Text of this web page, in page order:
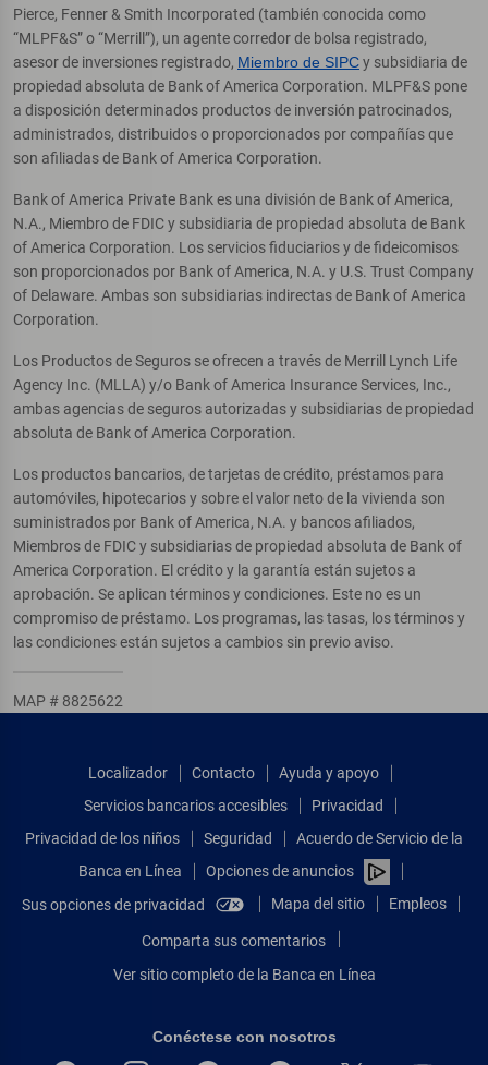
Pierce, Fenner & Smith Incorporated (también conocida como
“MLPF&S” o “Merrill”), un agente corredor de bolsa registrado,
asesor de inversiones registrado, Miembro de SIPCy subsidiaria de
propiedad absoluta de Bank of America Corporation. MLPF&S pone
a disposición determinados productos de inversión patrocinados,
administrados, distribuidos o proporcionados por compañías que
son afiliadas de Bank of America Corporation.
Bank of America Private Bank es una división de Bank of America,
N.A., Miembro de FDIC y subsidiaria de propiedad absoluta de Bank
of America Corporation. Los servicios fiduciarios y de fideicomisos
son proporcionados por Bank of America, N.A. y U.S. Trust Company
of Delaware. Ambas son subsidiarias indirectas de Bank of America
Corporation.
Los Productos de Seguros se ofrecen a través de Merrill Lynch Life
Agency Inc. (MLLA) y/o Bank of America Insurance Services, Inc.,
ambas agencias de seguros autorizadas y subsidiarias de propiedad
absoluta de Bank of America Corporation.
Los productos bancarios, de tarjetas de crédito, préstamos para
automóviles, hipotecarios y sobre el valor neto de la vivienda son
suministrados por Bank of America, N.A. y bancos afiliados,
Miembros de FDIC y subsidiarias de propiedad absoluta de Bank of
America Corporation. El crédito y la garantía están sujetos a
aprobación. Se aplican términos y condiciones. Este no es un
compromiso de préstamo. Los programas, las tasas, los términos y
las condiciones están sujetos a cambios sin previo aviso.
MAP # 8825622
Localizador Contacto
Ayuda y apoyo
Servicios bancarios accesibles
Privacidad
Privacidad de los niños
Seguridad
Acuerdo de Servicio de la
Banca en Línea
Opciones de anuncios
Sus opciones de privacidad
Mapa del sitio Empleos
Comparta sus comentarios
Ver sitio completo de la Banca en Línea
Conéctese con nosotros